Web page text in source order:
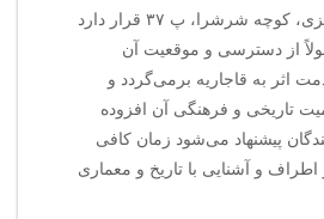
تبریز، خ شمس تبریزی، کوچه شرشرا، پ ۳۷ قرار دارد
از دسترسی و موقعیت آن
اثر به قاجاریه برمی‌گردد و
تاریخی و فرهنگی آن افزوده
پیشنهاد می‌شود زمان کافی
و آشنایی با تاریخ و معماری